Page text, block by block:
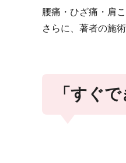
腰痛・ひざ痛・肩
さらに、著者の施
「すぐ